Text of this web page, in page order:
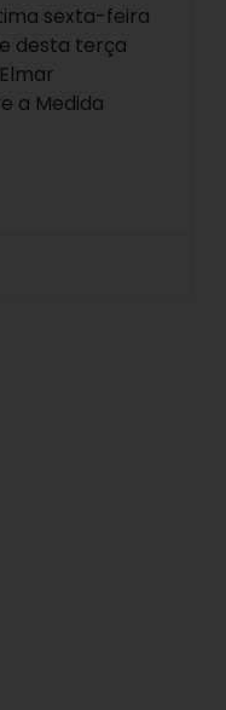
sexta-feira
desta terça
a Medida